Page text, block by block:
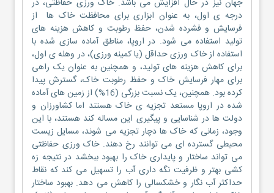
جهان نیز در حال افزایش می باشد. خاک ورزی حفاظتی، در
درجه ی اول، به عنوان ابزاری برای محافظت خاک ها از
فرسایش و فشرده شدن، حفظ رطوبت و کاهش هزینه های
تولید استفاده می شود. در اروپا، مناطق آماده سازی شده با
استفاده از خاک ورزی حداقل (یا کمینه ورزی)، در وهله ی اول،
برای کاهش هزینه های تولید، و همچنین به عنوان یک راهی
برای مهار فرسایش خاک و حفظ رطوبت خاک، گسترش پیدا
کرده بود. همچنین، یک نسبت بزرگی (16%) از زمین های آماده
شده در اروپا مستعد تجزیه ی خاک هستند اما کشاورزان و
دولت ها در شناسایی و پیگیری این مساله کند هستند، با این
وجود، زمانی که خاک ها دچار تجزیه می شوند، مسایل زیست
محیطی گسترده ای می توانند رخ دهند. خاک ورزی حفاظتی
می تواند ساختار و پایداری خاک را بهبود ببخشد در نتیجه زه
کشی بهتر و ظرفیت نگه داری آب را تسهیل می کند که نقاط
حداکثر آب نگار و خشکسالی را کاهش می دهد. بهبود ساختار